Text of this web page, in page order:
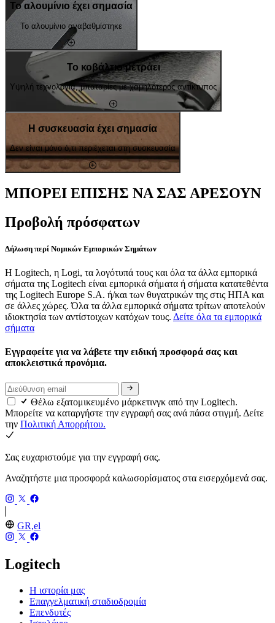
Το αλουμίνιο έχει σημασία
Το αλουμίνιο αναβαθμίστηκε
Το κοβάλτιο μετράει
Υψηλή τεχνολογία, μπαταρίες με χαμηλότερος αντίκτυπος
Η συσκευασία έχει σημασία
Δεν είναι μόνο ό,τι περιέχεται στη συσκευασία
ΜΠΟΡΕΙ ΕΠΙΣΗΣ ΝΑ ΣΑΣ ΑΡΕΣΟΥΝ
Προβολή πρόσφατων
Δήλωση περί Νομικών Εμπορικών Σημάτων
Η Logitech, η Logi, τα λογότυπά τους και όλα τα άλλα εμπορικά
σήματα της Logitech είναι εμπορικά σήματα ή σήματα κατατεθέντα
της Logitech Europe S.A. ή/και των θυγατρικών της στις ΗΠΑ και
σε άλλες χώρες. Όλα τα άλλα εμπορικά σήματα τρίτων αποτελούν
ιδιοκτησία των αντίστοιχων κατόχων τους. Δείτε όλα τα εμπορικά
σήματα
Εγγραφείτε για να λάβετε την ειδική προσφορά σας και
αποκλειστικά προνόμια.
Θέλω εξατομικευμένο μάρκετινγκ από την Logitech.
Μπορείτε να καταργήστε την εγγραφή σας ανά πάσα στιγμή. Δείτε
την Πολιτική Απορρήτου.
Σας ευχαριστούμε για την εγγραφή σας.
Αναζητήστε μια προσφορά καλωσορίσματος στα εισερχόμενά σας.
GR,el
Logitech
Η ιστορία μας
Επαγγελματική σταδιοδρομία
Επενδυτές